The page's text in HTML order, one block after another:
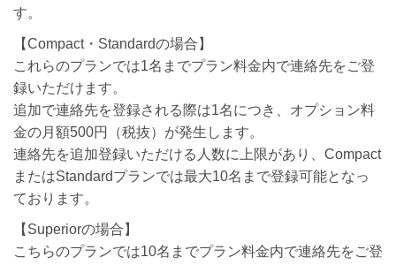
す。
【Compact・Standardの場合】
これらのプランでは1名までプラン料金内で連絡先をご登
録いただけます。
追加で連絡先を登録される際は1名につき、オプション料
金の月額500円（税抜）が発生します。
連絡先を追加登録いただける人数に上限があり、Compact
またはStandardプランでは最大10名まで登録可能となっ
ております。
【Superiorの場合】
こちらのプランでは10名までプラン料金内で連絡先をご登